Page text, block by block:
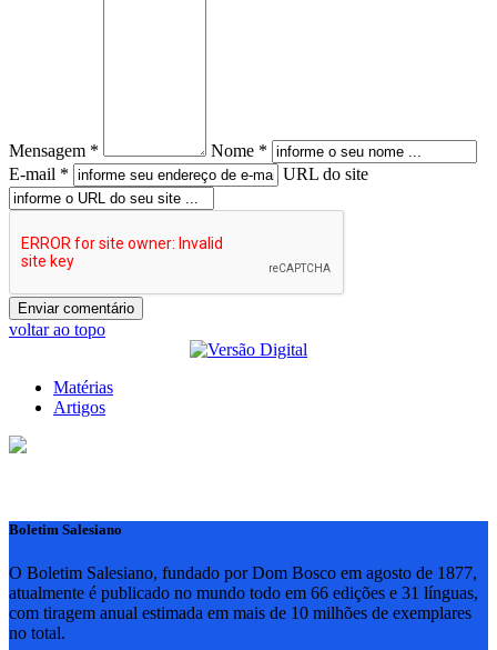
Mensagem *
Nome *
E-mail *
URL do site
voltar ao topo
Matérias
Artigos
Boletim Salesiano
O Boletim Salesiano, fundado por Dom Bosco em agosto de 1877,
atualmente é publicado no mundo todo em 66 edições e 31 línguas,
com tiragem anual estimada em mais de 10 milhões de exemplares
no total.